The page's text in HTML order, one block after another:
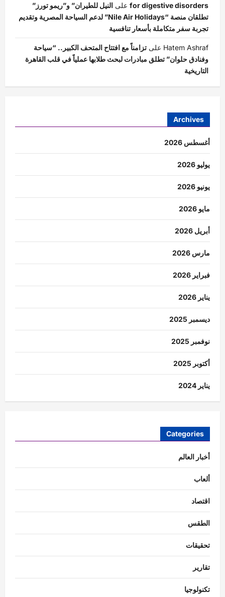
for digestive disorders على النيل للطيران” و”ريمو تورز”
تطلقان منصة “Nile Air Holidays” لدعم السياحة المصرية وتقديم
تجربة سفر متكاملة بأسعار تنافسية
Hatem Ashraf على تزامناً مع افتتاح المتحف الكبير.. “سياحة
وفنادق حلوان” تطلق مبادرات لبحث طلابها عملياً في قلب القاهرة
التاريخية
Archives
أغسطس 2026
يوليو 2026
يونيو 2026
مايو 2026
أبريل 2026
مارس 2026
فبراير 2026
يناير 2026
ديسمبر 2025
نوفمبر 2025
أكتوبر 2025
يناير 2024
Categories
أخبار العالم
ألعاب
اقتصاد
الطقس
تحقيقات
تقارير
تكنولوجيا